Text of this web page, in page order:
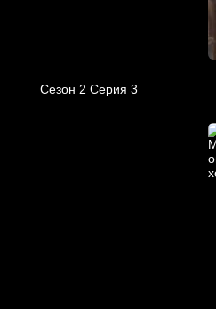
Сезон 2 Серия 3